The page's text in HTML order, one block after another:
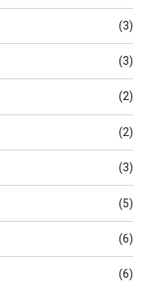
(3)
(3)
(2)
(2)
(3)
(5)
(6)
(6)